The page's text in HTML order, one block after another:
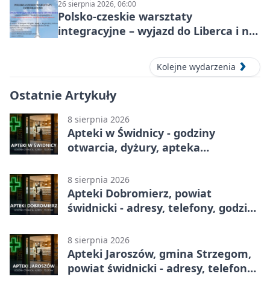
26 sierpnia 2026, 06:00
Polsko-czeskie warsztaty
integracyjne – wyjazd do Liberca i na
Kolejne wydarzenia
Ostatnie Artykuły
8 sierpnia 2026
Apteki w Świdnicy - godziny
otwarcia, dyżury, apteka
8 sierpnia 2026
Apteki Dobromierz, powiat
świdnicki - adresy, telefony, godziny
8 sierpnia 2026
Apteki Jaroszów, gmina Strzegom,
powiat świdnicki - adresy, telefony,